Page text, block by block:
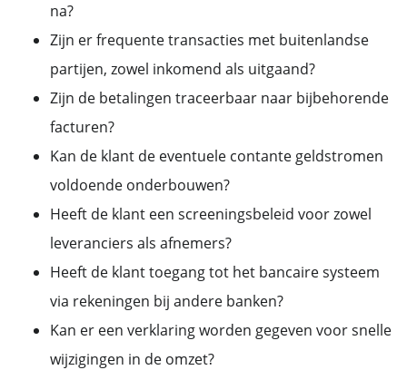
na?
Zijn er frequente transacties met buitenlandse
partijen, zowel inkomend als uitgaand?
Zijn de betalingen traceerbaar naar bijbehorende
facturen?
Kan de klant de eventuele contante geldstromen
voldoende onderbouwen?
Heeft de klant een screeningsbeleid voor zowel
leveranciers als afnemers?
Heeft de klant toegang tot het bancaire systeem
via rekeningen bij andere banken?
Kan er een verklaring worden gegeven voor snelle
wijzigingen in de omzet?